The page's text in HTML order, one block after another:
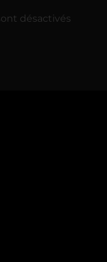
désactivés